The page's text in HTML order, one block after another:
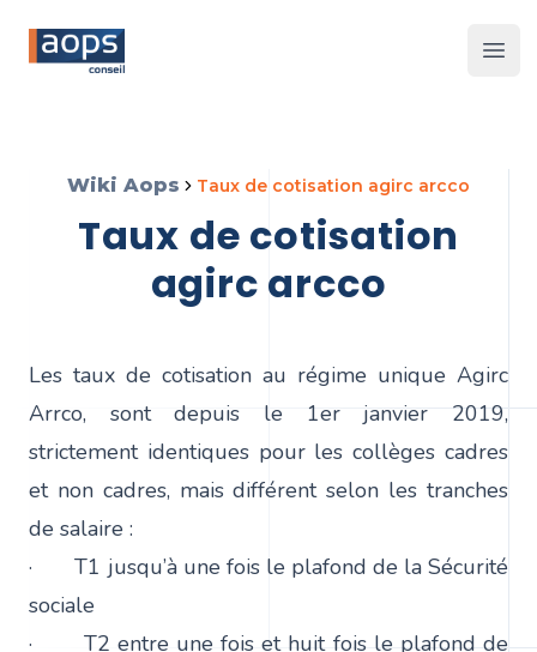
Les
Wiki Aops taux de cotisation agirc arcco
taux de cotisation
agirc arcco
Les taux de cotisation au régime unique Agirc
Arrco, sont depuis le 1er janvier 2019,
strictement identiques pour les collèges cadres
et non cadres, mais différent selon les tranches
de salaire :
· T1 jusqu’à une fois le plafond de la Sécurité
sociale
· T2 entre une fois et huit fois le plafond de